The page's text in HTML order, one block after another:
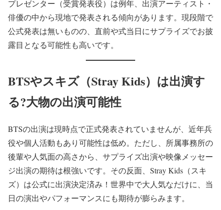
プレゼンター（受賞発表役）は例年、出演アーティスト・
俳優の中から現地で発表される傾向があります。現段階で
公式発表は無いものの、直前や式当日にサプライズでお披
露目となる可能性も高いです。
BTSやスキズ（Stray Kids）は出演す
る?大物の出演可能性
BTSの出演は現時点で正式発表されていませんが、近年兵
役や個人活動もあり可能性は低め。ただし、所属事務所の
後輩や人気面の高さから、サプライズ出演や映像メッセー
ジ出演の期待は根強いです。その反面、Stray Kids（スキ
ズ）は公式に出演決定済み！世界中で大人気なだけに、当
日の演出やパフォーマンスにも期待が膨らみます。